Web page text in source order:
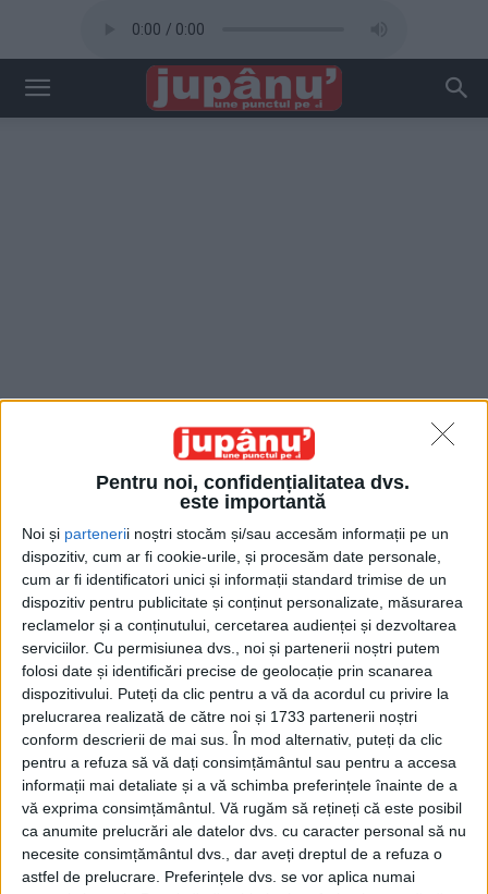
Pentru noi, confidențialitatea dvs.
este importantă
Noi și partenerii noștri stocăm și/sau accesăm informații pe un
dispozitiv, cum ar fi cookie-urile, și procesăm date personale,
cum ar fi identificatori unici și informații standard trimise de un
dispozitiv pentru publicitate și conținut personalizate, măsurarea
reclamelor și a conținutului, cercetarea audienței și dezvoltarea
serviciilor. Cu permisiunea dvs., noi și partenerii noștri putem
folosi date și identificări precise de geolocație prin scanarea
dispozitivului. Puteți da clic pentru a vă da acordul cu privire la
prelucrarea realizată de către noi și 1733 partenerii noștri
conform descrierii de mai sus. În mod alternativ, puteți da clic
pentru a refuza să vă dați consimțământul sau pentru a accesa
informații mai detaliate și a vă schimba preferințele înainte de a
vă exprima consimțământul. Vă rugăm să rețineți că este posibil
ca anumite prelucrări ale datelor dvs. cu caracter personal să nu
necesite consimțământul dvs., dar aveți dreptul de a refuza o
astfel de prelucrare. Preferințele dvs. se vor aplica numai
Acasă Etichete Shanghai
Etichetă: Shanghai